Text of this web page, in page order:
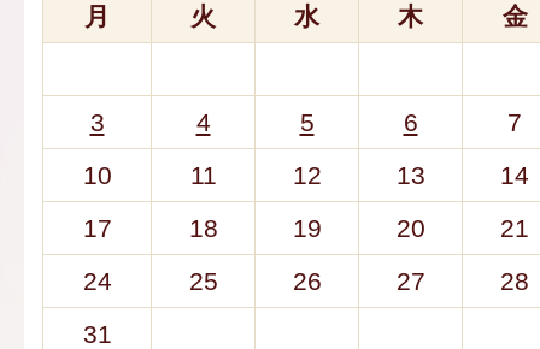
月 火 水 木 金
3 4 5 6
7
10
11 12 13
14
17
18 19 20
21
24
25 26 27
28
31